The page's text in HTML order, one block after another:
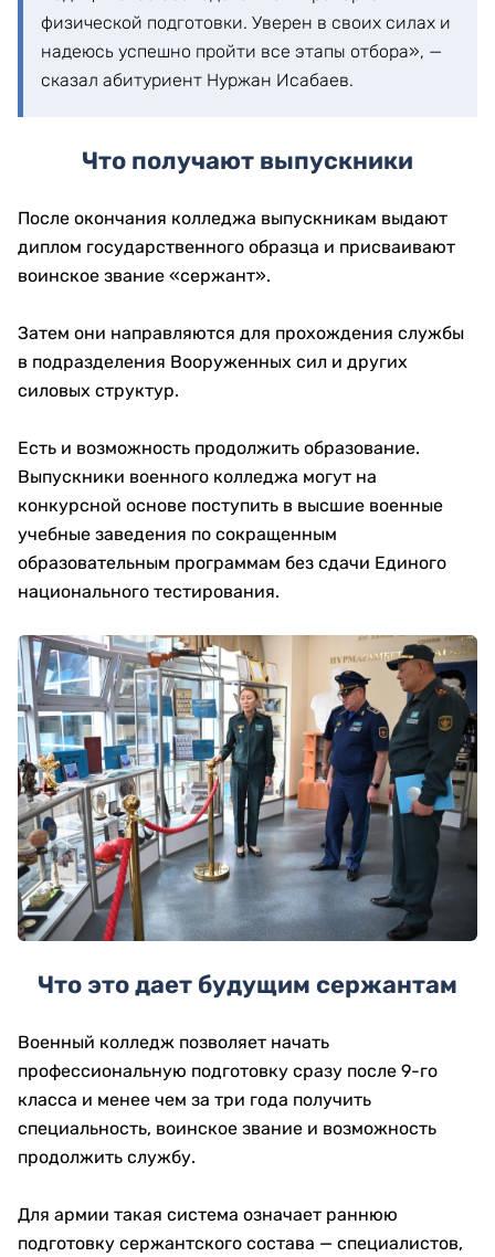
физической подготовки. Уверен в своих силах и
надеюсь успешно пройти все этапы отбора», —
сказал абитуриент Нуржан Исабаев.
Что получают выпускники
После окончания колледжа выпускникам выдают
диплом государственного образца и присваивают
воинское звание «сержант».
Затем они направляются для прохождения службы
в подразделения Вооруженных сил и других
силовых структур.
Есть и возможность продолжить образование.
Выпускники военного колледжа могут на
конкурсной основе поступить в высшие военные
учебные заведения по сокращенным
образовательным программам без сдачи Единого
национального тестирования.
Что это дает будущим сержантам
Военный колледж позволяет начать
профессиональную подготовку сразу после 9-го
класса и менее чем за три года получить
специальность, воинское звание и возможность
продолжить службу.
Для армии такая система означает раннюю
подготовку сержантского состава — специалистов,